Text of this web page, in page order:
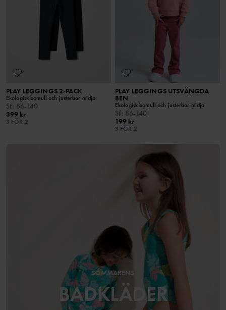
PLAY LEGGINGS 2-PACK
Ekologisk bomull och justerbar midja
Stl: 86-140
399 kr
3 FÖR 2
PLAY LEGGINGS UTSVÄNGDA
BEN
Ekologisk bomull och justerbar midja
Stl: 86-140
199 kr
3 FÖR 2
SOMMARENS
BADKLÄDER